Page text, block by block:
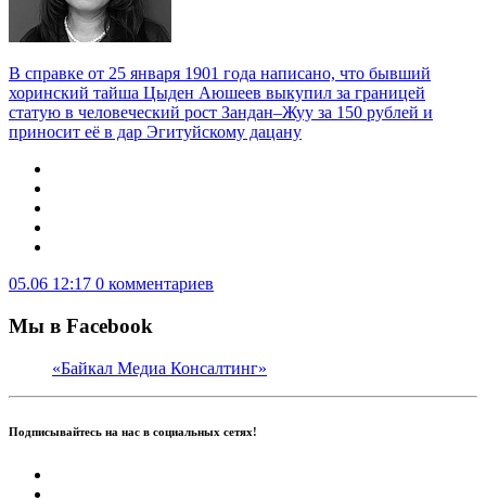
В справке от 25 января 1901 года написано, что бывший
хоринский тайша Цыден Аюшеев выкупил за границей
статую в человеческий рост Зандан–Жуу за 150 рублей и
приносит её в дар Эгитуйскому дацану
05.06 12:17 0 комментариев
Мы в Facebook
«Байкал Медиа Консалтинг»
Подписывайтесь на нас в социальных сетях!